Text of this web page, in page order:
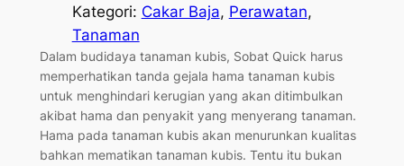
Kategori: Cakar Baja, Perawatan
Tanaman
Dalam budidaya tanaman kubis, Sobat Quick harus
memperhatikan tanda gejala hama tanaman kubis
untuk menghindari kerugian yang akan ditimbulkan
akibat hama dan penyakit yang menyerang tanaman.
Hama pada tanaman kubis akan menurunkan kualitas
bahkan mematikan tanaman kubis. Tentu itu bukan